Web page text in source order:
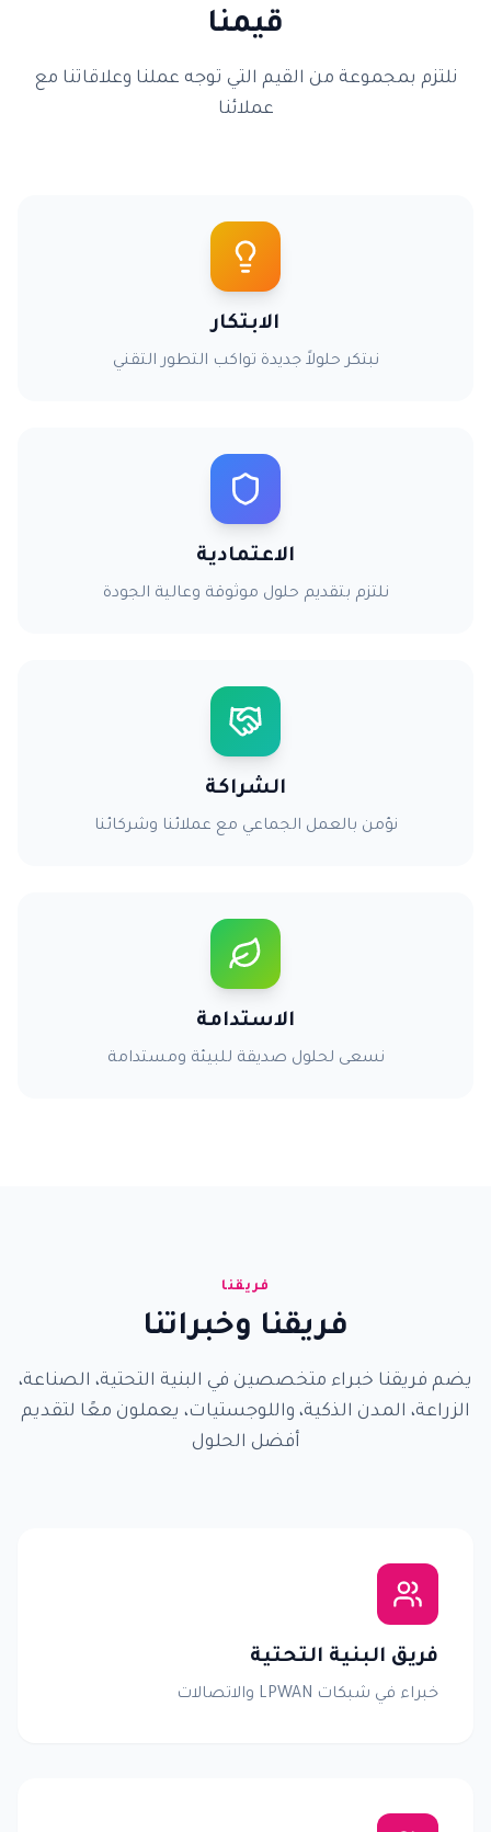
قيمنا
نلتزم بمجموعة من القيم التي توجه عملنا وعلاقاتنا مع
عملائنا
الابتكار
نبتكر حلولاً جديدة تواكب التطور التقني
الاعتمادية
نلتزم بتقديم حلول موثوقة وعالية الجودة
الشراكة
نؤمن بالعمل الجماعي مع عملائنا وشركائنا
الاستدامة
نسعى لحلول صديقة للبيئة ومستدامة
فريقنا
فريقنا وخبراتنا
يضم فريقنا خبراء متخصصين في البنية التحتية، الصناعة،
الزراعة، المدن الذكية، واللوجستيات، يعملون معًا لتقديم
أفضل الحلول
فريق البنية التحتية
خبراء في شبكات LPWAN والاتصالات